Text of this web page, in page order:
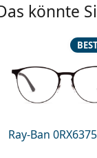
könnte
Ray-Ban